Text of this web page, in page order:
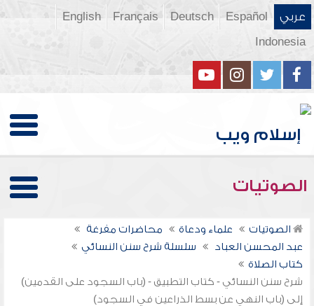
عربي Español
Deutsch
Français
English
Indonesia
الصوتيات
الصوتيات علماء ودعاة
محاضرات مفرغة
عبد المحسن العباد
سلسلة شرح سنن النسائي
كتاب الصلاة
شرح سنن النسائي - كتاب التطبيق - (باب السجود على القدمين)
إلى (باب النهي عن بسط الذراعين في السجود)